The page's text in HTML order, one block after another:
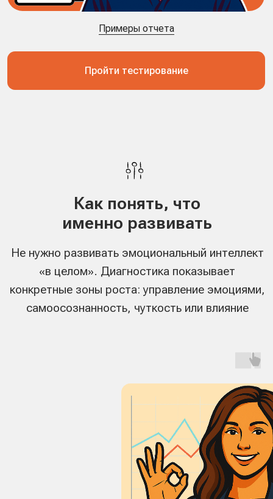
связку 36 компетенций soft skills и 6 факторов
компетенции, за счет которых понимает других,
мышления в одном отчете
Комплексная диагностика
эмоционального интеллекта